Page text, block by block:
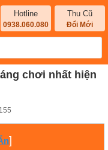
Hotline
0938.060.080
Thu Cũ
Đổi Mới
chơi nhất hiện
155
]